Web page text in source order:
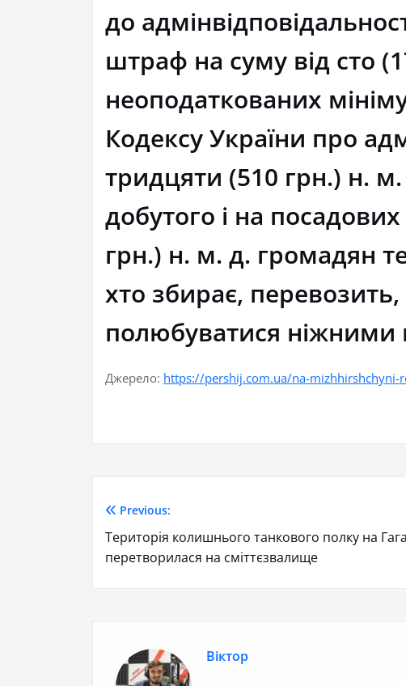
до
штраф на суму від сто
неоподаткованих
Кодексу України про
тридцяти (510 грн.) н.
добутого і на
грн.) н. м. д. громадян
хто збирає,
полюбуватися ніжними
Джерело: https://pershij.com.ua/na-
Previous:
Територія колишнього танкового полку на
перетворилася на сміттєзвалище
Віктор